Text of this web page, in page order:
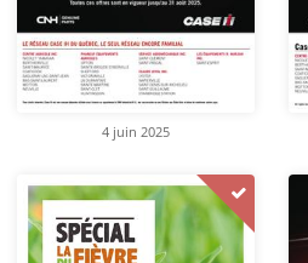
4 juin 2025